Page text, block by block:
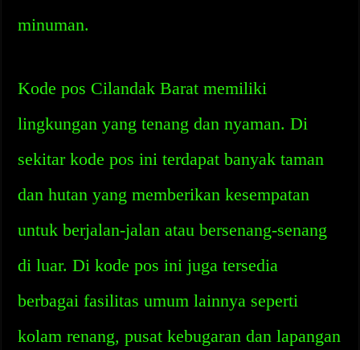
minuman.
Kode pos Cilandak Barat memiliki
lingkungan yang tenang dan nyaman. Di
sekitar kode pos ini terdapat banyak taman
dan hutan yang memberikan kesempatan
untuk berjalan-jalan atau bersenang-senang
di luar. Di kode pos ini juga tersedia
berbagai fasilitas umum lainnya seperti
kolam renang, pusat kebugaran dan lapangan